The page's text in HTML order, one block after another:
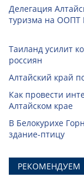
Делегация
туризма на ООПТ
Таиланд усилит
россиян
Алтайский край
Как провести
Алтайском крае
В Белокурихе
здание-птицу
РЕКОМЕНДУЕМ